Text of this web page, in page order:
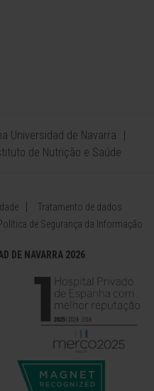
Universidad de Navarra
de Nutrição e Saúde
Tratamento de dados
de Segurança da Informação
DE NAVARRA 2026